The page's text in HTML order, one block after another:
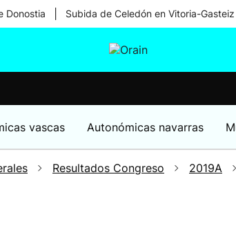
Donostia Subida de Celedón en Vitoria-Gasteiz
vascas Autonómicas navarras
Resultados Congreso 2019A